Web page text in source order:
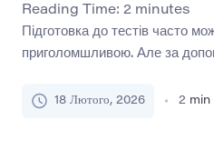
Reading Time: 2 minutes
Підготовка до тестів часто
приголомшливою. Але за
спокоєм і впевненістю. Цей
18 Лютого, 2026 2 min